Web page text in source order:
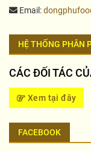
Email :
HỆ THỐNG PHÂN
CÁC ĐỐI TÁC
Xem tại đây
FACEBOOK